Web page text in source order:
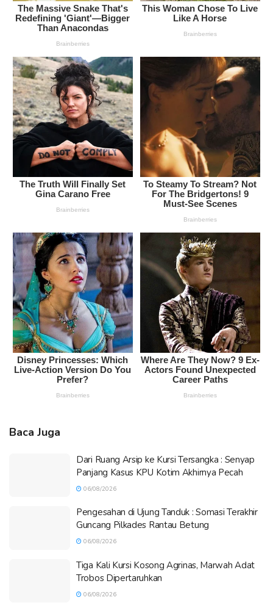
Baca Juga
Dari Ruang Arsip ke Kursi Tersangka : Senyap
Panjang Kasus KPU Kotim Akhirnya Pecah
06/08/2026
Pengesahan di Ujung Tanduk : Somasi Terakhir
Guncang Pilkades Rantau Betung
06/08/2026
Tiga Kali Kursi Kosong Agrinas, Marwah Adat
Trobos Dipertaruhkan
06/08/2026